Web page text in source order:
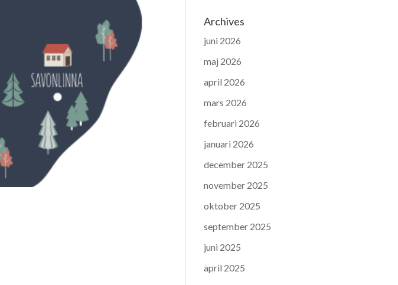
Archives
juni 2026
maj 2026
april 2026
mars 2026
februari 2026
januari 2026
december 2025
november 2025
oktober 2025
september 2025
juni 2025
april 2025